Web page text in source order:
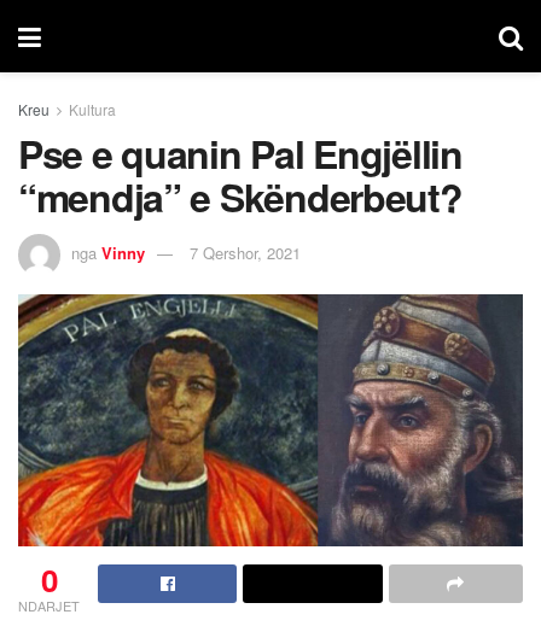
Kreu Kultura
Pse e quanin Pal Engjëllin
“mendja” e Skënderbeut?
nga Vinny 7 Qershor, 2021
0
NDARJET